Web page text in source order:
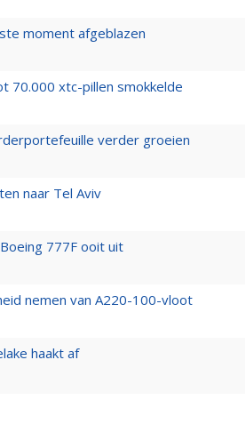
moment afgeblazen
70.000 xtc-pillen smokkelde
verder groeien
naar Tel Aviv
777F ooit uit
nemen van A220-100-vloot
haakt af